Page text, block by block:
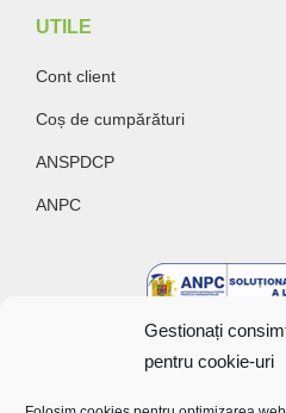
Gestionați
pentru cookie-uri
UTILE
Cont client
Coș de cumpărături
ANSPDCP
ANPC